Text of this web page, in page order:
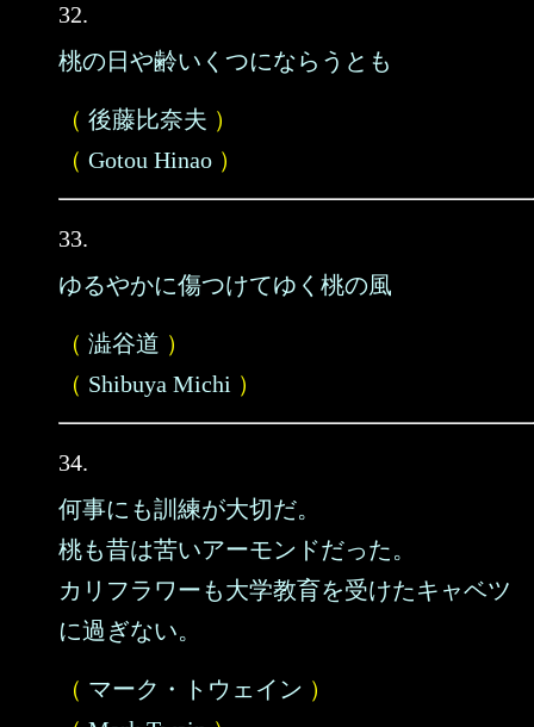
32.
桃の日や齢いくつにならうとも
（ 後藤比奈夫 ）
（ Gotou Hinao ）
33.
ゆるやかに傷つけてゆく桃の風
（ 澁谷道 ）
（ Shibuya Michi ）
34.
何事にも訓練が大切だ。
桃も昔は苦いアーモンドだった。
カリフラワーも大学教育を受けたキャベツ
に過ぎない。
（ マーク・トウェイン ）